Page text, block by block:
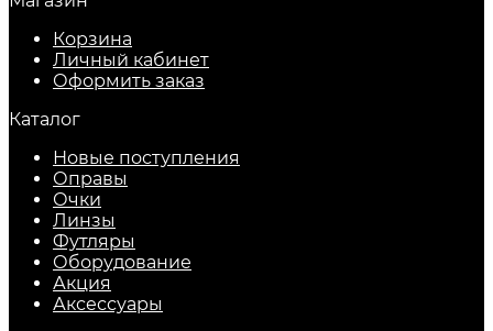
Корзина
Личный кабинет
Оформить заказ
Каталог
Новые поступления
Оправы
Очки
Линзы
Футляры
Оборудование
Акция
Аксессуары